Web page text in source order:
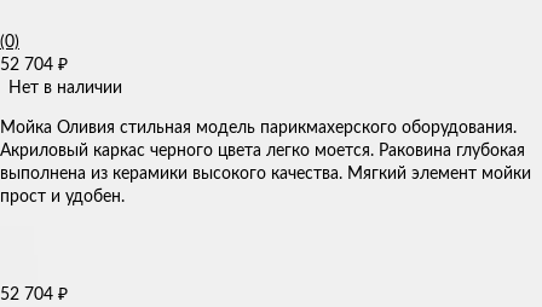
(0)
52 704 ₽
Нет в наличии
​Мойка Оливия стильная модель парикмахерского оборудования.
Акриловый каркас черного цвета легко моется. Раковина глубокая
выполнена из керамики высокого качества. Мягкий элемент мойки
прост и удобен.
52 704 ₽